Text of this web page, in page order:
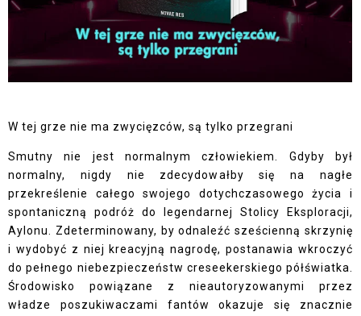
W tej grze nie ma zwycięzców, są tylko przegrani
Smutny nie jest normalnym człowiekiem. Gdyby był
normalny, nigdy nie zdecydowałby się na nagłe
przekreślenie całego swojego dotychczasowego życia i
spontaniczną podróż do legendarnej Stolicy Eksploracji,
Aylonu. Zdeterminowany, by odnaleźć sześcienną skrzynię
i wydobyć z niej kreacyjną nagrodę, postanawia wkroczyć
do pełnego niebezpieczeństw creseekerskiego półświatka.
Środowisko powiązane z nieautoryzowanymi przez
władze poszukiwaczami fantów okazuje się znacznie